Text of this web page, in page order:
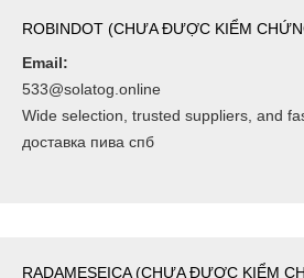
ROBINDOT (CHƯA ĐƯỢC KIỂM
Email:
533@solatog.online
Wide selection, trusted suppliers, and
доставка пива спб
RADAMESEICA (CHƯA ĐƯỢC KIỂM